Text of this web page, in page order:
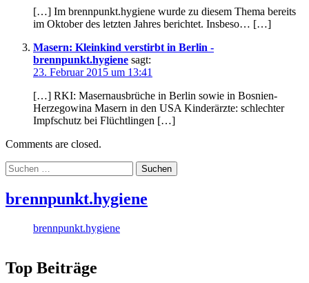
[…] Im brennpunkt.hygiene wurde zu diesem Thema bereits
im Oktober des letzten Jahres berichtet. Insbeso… […]
Masern: Kleinkind verstirbt in Berlin -
brennpunkt.hygiene sagt:
23. Februar 2015 um 13:41
[…] RKI: Masernausbrüche in Berlin sowie in Bosnien-
Herzegowina Masern in den USA Kinderärzte: schlechter
Impfschutz bei Flüchtlingen […]
Comments are closed.
Suchen
nach:
brennpunkt.hygiene
brennpunkt.hygiene
Top Beiträge